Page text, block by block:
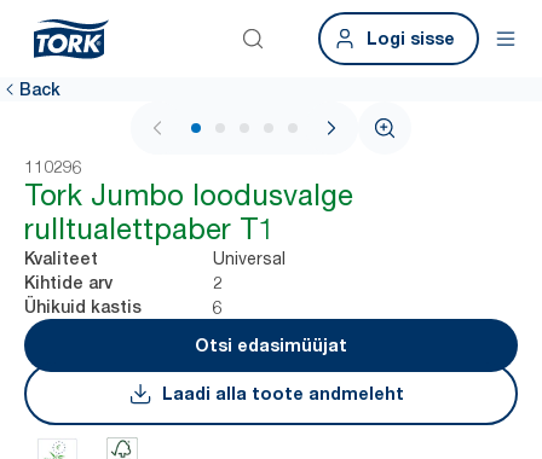
Logi sisse
Back
1 / 5
110296
Tork Jumbo loodusvalge
rulltualettpaber T1
Kvaliteet Universal
Kihtide arv 2
Ühikuid kastis
6
Otsi edasimüüjat
Laadi alla toote andmeleht